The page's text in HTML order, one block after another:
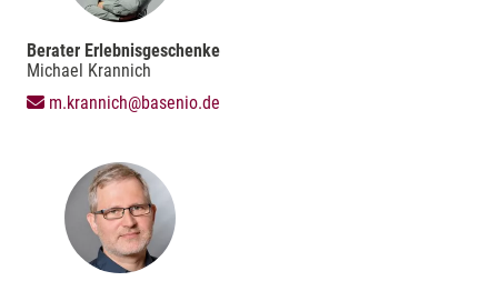
Berater Erlebnisgeschenke
Michael Krannich
m.krannich@basenio.de